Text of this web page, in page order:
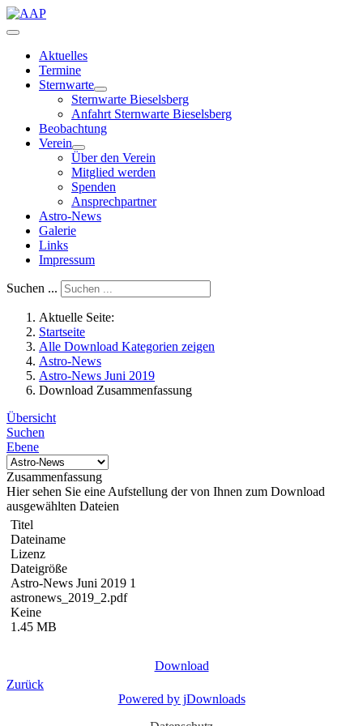
Aktuelles
Termine
Sternwarte
Sternwarte Bieselsberg
Anfahrt Sternwarte Bieselsberg
Beobachtung
Verein
Über den Verein
Mitglied werden
Spenden
Ansprechpartner
Astro-News
Galerie
Links
Impressum
Suchen ...
Aktuelle Seite:
Startseite
Alle Download Kategorien zeigen
Astro-News
Astro-News Juni 2019
Download Zusammenfassung
Übersicht
Suchen
Ebene
Zusammenfassung
Hier sehen Sie eine Aufstellung der von Ihnen zum Download
ausgewählten Dateien
Titel
Dateiname
Lizenz
Dateigröße
Astro-News Juni 2019 1
astronews_2019_2.pdf
Keine
1.45 MB
Download
Zurück
Powered by jDownloads